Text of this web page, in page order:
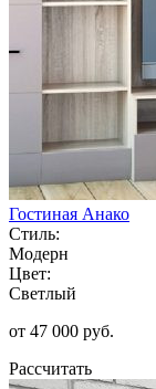
Гостиная Анако
Стиль:
Модерн
Цвет:
Светлый
от 47 000 руб.
Рассчитать